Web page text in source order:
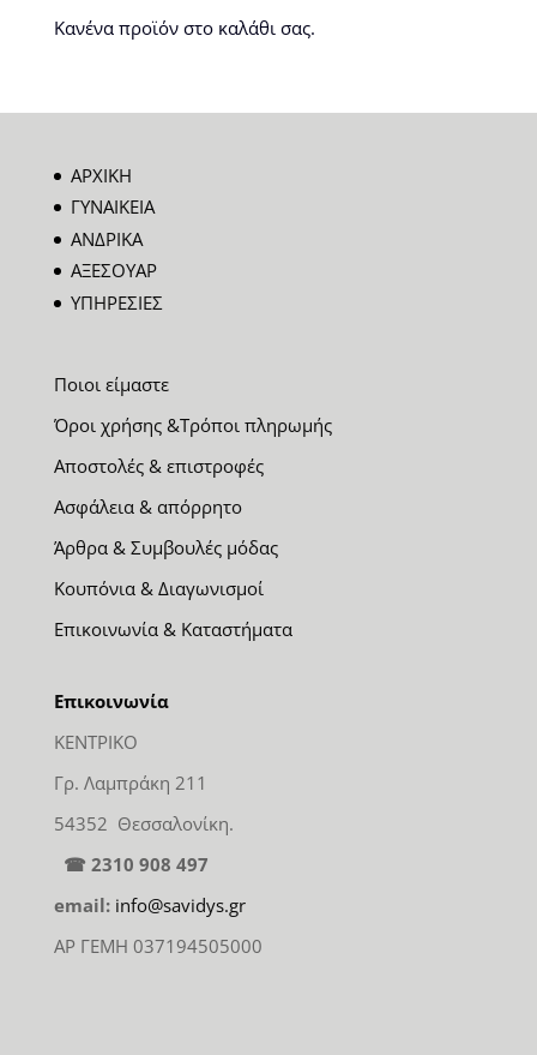
Κανένα προϊόν στο καλάθι σας.
ΑΡΧΙΚΗ
ΓΥΝΑΙΚΕΙΑ
ΑΝΔΡΙΚΑ
ΑΞΕΣΟΥΑΡ
ΥΠΗΡΕΣΙΕΣ
Ποιοι είμαστε
Όροι χρήσης &Τρόποι πληρωμής
Αποστολές & επιστροφές
Ασφάλεια & απόρρητο
Άρθρα & Συμβουλές μόδας
Κουπόνια & Διαγωνισμοί
Επικοινωνία & Καταστήματα
Επικοινωνία
ΚΕΝΤΡΙΚΟ
Γρ. Λαμπράκη 211
54352 Θεσσαλονίκη.
☎ 2310 908 497
email: info@savidys.gr
ΑΡ ΓΕΜΗ 037194505000